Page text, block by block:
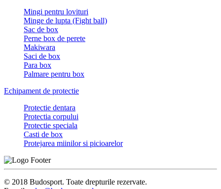
Mingi pentru lovituri
Minge de lupta (Fight ball)
Sac de box
Perne box de perete
Makiwara
Saci de box
Para box
Palmare pentru box
Echipament de protectie
Protectie dentara
Protectia corpului
Protectie speciala
Casti de box
Protejarea miinilor si picioarelor
© 2018 Budosport. Toate drepturile rezervate.